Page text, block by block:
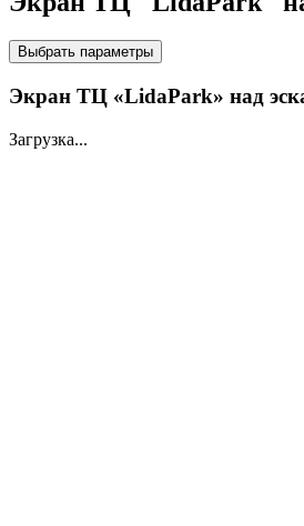
НА LED
Выбрать параметры
Экран ТЦ «LidaPark» над
Загрузка...